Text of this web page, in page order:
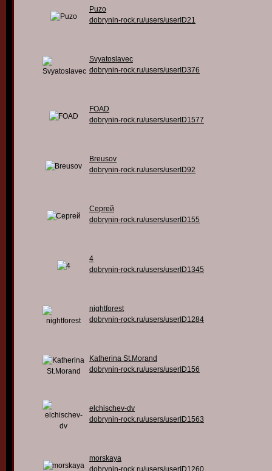
Puzo
dobrynin-rock.ru/users/userID21
Svyatoslavec
dobrynin-rock.ru/users/userID376
FOAD
dobrynin-rock.ru/users/userID1577
Breusov
dobrynin-rock.ru/users/userID92
Сергей
dobrynin-rock.ru/users/userID155
4
dobrynin-rock.ru/users/userID1345
nightforest
dobrynin-rock.ru/users/userID1284
Katherina St.Morand
dobrynin-rock.ru/users/userID156
elchischev-dv
dobrynin-rock.ru/users/userID1563
morskaya
dobrynin-rock.ru/users/userID1260